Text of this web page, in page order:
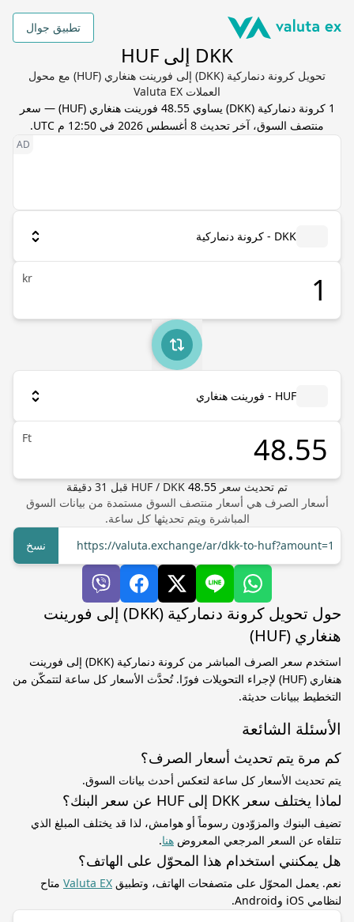
تطبيق جوال
DKK إلى HUF
تحويل كرونة دنماركية (DKK) إلى فورينت هنغاري (HUF) مع محول
العملات Valuta EX
1 كرونة دنماركية (
DKK) يساوي48.55 فورينت هنغاري (
HUF) — سعر
منتصف السوق، آخر تحديث 8 أغسطس 2026 في 12:50 م UTC .
DKK - كرونة دنماركية
kr
HUF - فورينت هنغاري
Ft
تم تحديث سعر HUF / DKK 48.55 قبل 31 دقيقة
أسعار الصرف هي أسعار منتصف السوق مستمدة من بيانات السوق
المباشرة ويتم تحديثها كل ساعة.
https://valuta.exchange/ar/dkk-to-huf?amount=1
نسخ
حول تحويل كرونة دنماركية (DKK) إلى فورينت
هنغاري (HUF)
استخدم سعر الصرف المباشر من كرونة دنماركية (DKK) إلى فورينت
هنغاري (HUF) لإجراء التحويلات فورًا. تُحدَّث الأسعار كل ساعة لتتمكّن من
التخطيط ببيانات حديثة.
الأسئلة الشائعة
كم مرة يتم تحديث أسعار الصرف؟
يتم تحديث الأسعار كل ساعة لتعكس أحدث بيانات السوق.
لماذا يختلف سعر DKK إلى HUF عن سعر البنك؟
تضيف البنوك والمزوّدون رسوماً أو هوامش، لذا قد يختلف المبلغ الذي
تتلقاه عن السعر المرجعي المعروض هنا.
هل يمكنني استخدام هذا المحوّل على الهاتف؟
نعم. يعمل المحوّل على متصفحات الهاتف، وتطبيق Valuta EX متاح
لنظامي iOS وAndroid.